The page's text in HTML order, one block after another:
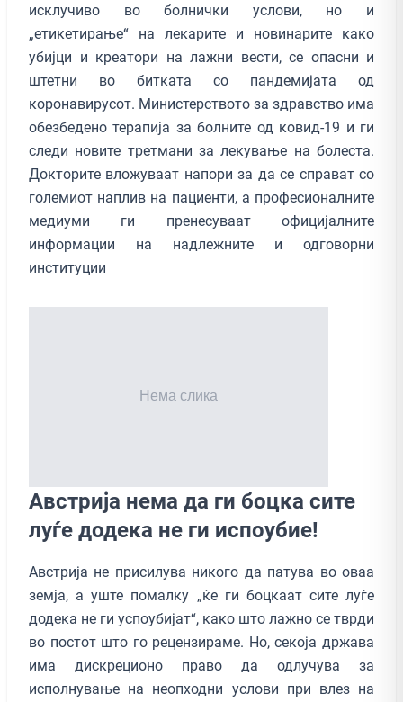
исклучиво во болнички услови, но и
„етикетирање“ на лекарите и новинарите како
убијци и креатори на лажни вести, се опасни и
штетни во битката со пандемијата од
коронавирусот. Министерството за здравство има
обезбедено терапија за болните од ковид-19 и ги
следи новите третмани за лекување на болеста.
Докторите вложуваат напори за да се справат со
големиот наплив на пациенти, а професионалните
медиуми ги пренесуваат официјалните
информации на надлежните и одговорни
институции
Австрија нема да ги боцка сите
луѓе додека не ги испоубие!
Австрија не присилува никого да патува во оваа
земја, а уште помалку „ќе ги боцкаат сите луѓе
додека не ги успоубијат“, како што лажно се тврди
во постот што го рецензираме. Но, секоја држава
има дискреционо право да одлучува за
исполнување на неопходни услови при влез на